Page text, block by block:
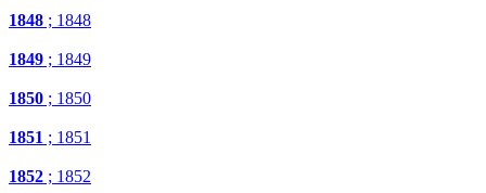
1848 ; 1848
1849 ; 1849
1850 ; 1850
1851 ; 1851
1852 ; 1852